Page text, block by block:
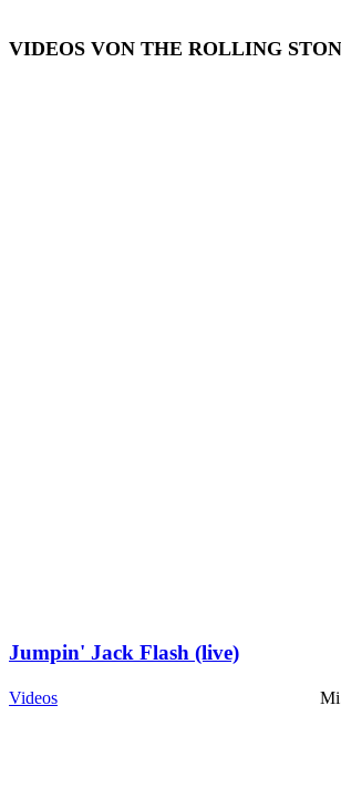
VIDEOS VON THE ROLLING
Jumpin' Jack Flash (live)
Videos